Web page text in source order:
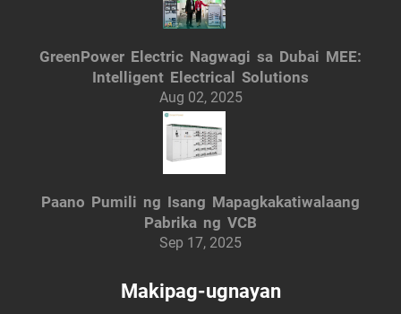
GreenPower Electric Nagwagi sa Dubai MEE:
Intelligent Electrical Solutions
Aug 02, 2025
Paano Pumili ng Isang Mapagkakatiwalaang
Pabrika ng VCB
Sep 17, 2025
Makipag-ugnayan